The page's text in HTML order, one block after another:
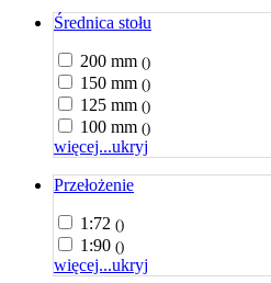
Średnica stołu
200 mm ()
150 mm ()
125 mm ()
100 mm ()
więcej...ukryj
Przełożenie
1:72 ()
1:90 ()
więcej...ukryj